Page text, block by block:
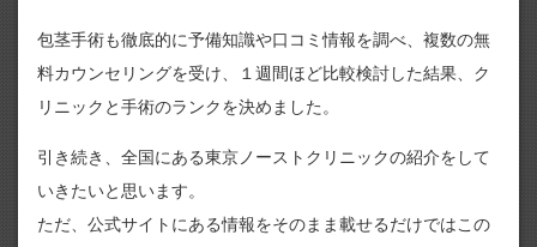
包茎手術も徹底的に予備知識や口コミ情報を調べ、複数の無
料カウンセリングを受け、１週間ほど比較検討した結果、ク
リニックと手術のランクを決めました。
引き続き、全国にある東京ノーストクリニックの紹介をして
いきたいと思います。
ただ、公式サイトにある情報をそのまま載せるだけではこの